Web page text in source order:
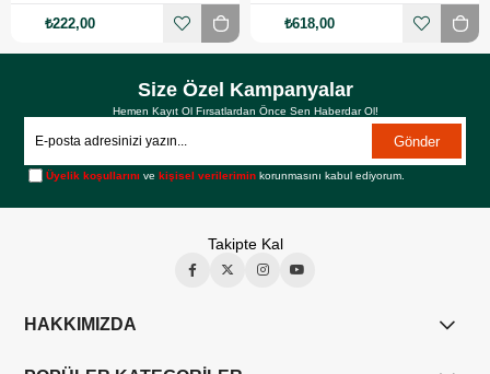
₺222,00 ₺618,00
Size Özel Kampanyalar
Hemen Kayıt Ol Fırsatlardan Önce Sen Haberdar Ol!
Gönder
Üyelik koşullarını vekişisel verilerimin korunmasını kabul ediyorum.
Takipte Kal
HAKKIMIZDA